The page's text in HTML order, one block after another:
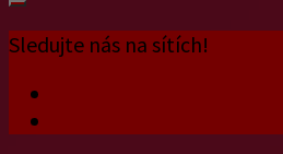
Sledujte nás na sítích!